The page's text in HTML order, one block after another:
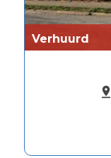
Verhuurd